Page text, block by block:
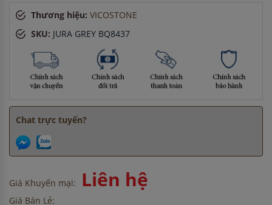
Anh Minh-ở Đồng Nai đã mua chậu vòi rửa bát cách đây
15 phút
Anh Tuấn
Anh Minh-
ở Đồng Nai đã mua bếp điện từ cách đây 8 giờ
Anh Tuấn-ở Đồng Nai đã mua chậu vòi rửa bát cách đây
Thương hiệu: VICOSTONE
SKU: JURA GREY BQ8437
Chat trực tuyến?
Giá Khuyến mại: Liên hệ
Giá Bán Lẻ: